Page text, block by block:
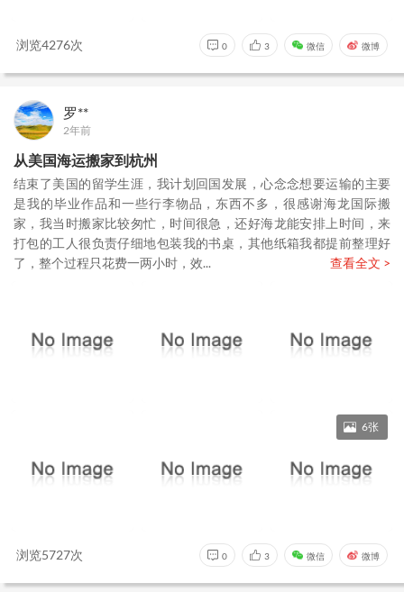
浏览4276次 0 3 微信 微博
罗**
2年前
从美国海运搬家到杭州
结束了美国的留学生涯，我计划回国发展，心念念想要运输的主要
是我的毕业作品和一些行李物品，东西不多，很感谢海龙国际搬
家，我当时搬家比较匆忙，时间很急，还好海龙能安排上时间，来
打包的工人很负责仔细地包装我的书桌，其他纸箱我都提前整理好
了，整个过程只花费一两小时，效...
查看全文 >
6张
浏览5727次 0 3 微信 微博